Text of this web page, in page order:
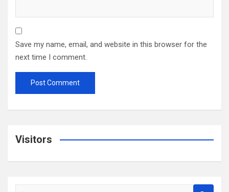
Save my name, email, and website in this browser for the
next time I comment.
Visitors